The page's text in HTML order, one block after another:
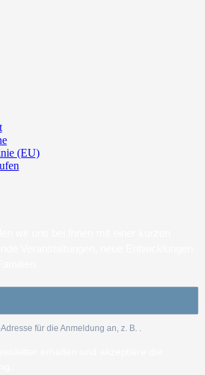
(EU)
für die Anmeldung an, z. B. .